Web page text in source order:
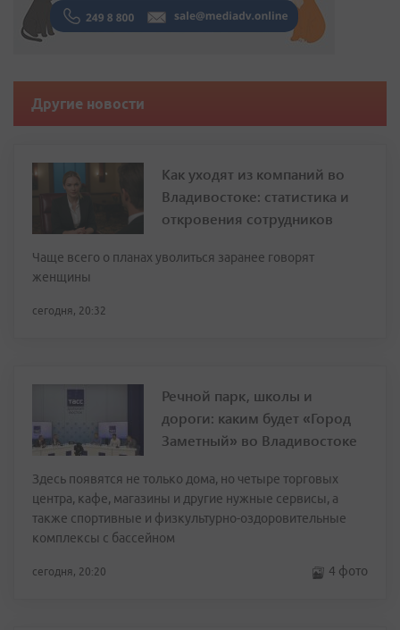
Другие новости
Как уходят из компаний во
Владивостоке: статистика и
откровения сотрудников
Чаще всего о планах уволиться заранее говорят
женщины
сегодня, 20:32
Речной парк, школы и
дороги: каким будет «Город
Заметный» во Владивостоке
Здесь появятся не только дома, но четыре торговых
центра, кафе, магазины и другие нужные сервисы, а
также спортивные и физкультурно-оздоровительные
комплексы с бассейном
сегодня, 20:20 4 фото